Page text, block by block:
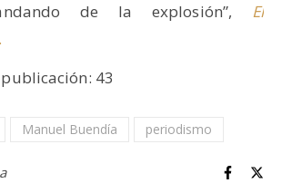
de la explosión”, El
.
43
Manuel Buendía periodismo